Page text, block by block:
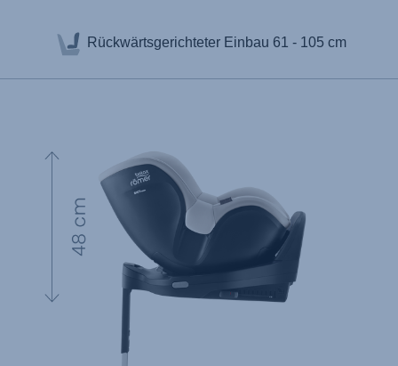
Rückwärtsgerichteter Einbau 61 - 105 cm